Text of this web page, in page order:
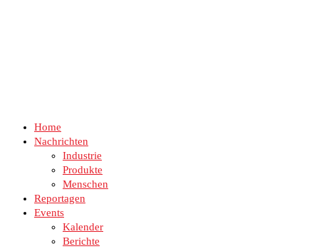
Home
Nachrichten
Industrie
Produkte
Menschen
Reportagen
Events
Kalender
Berichte